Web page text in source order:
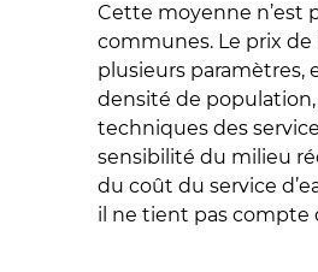
Cette moyenne n’est
communes. Le prix de
plusieurs paramètres,
densité de
techniques des
sensibilité du milieu
du coût du service
il ne tient pas compte